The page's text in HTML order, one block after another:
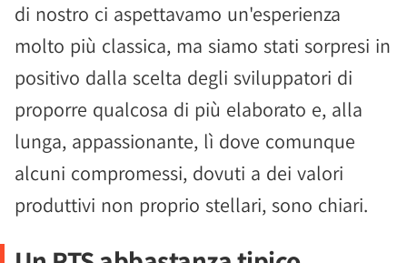
di nostro ci aspettavamo un'esperienza
molto più classica, ma siamo stati sorpresi in
positivo dalla scelta degli sviluppatori di
proporre qualcosa di più elaborato e, alla
lunga, appassionante, lì dove comunque
alcuni compromessi, dovuti a dei valori
produttivi non proprio stellari, sono chiari.